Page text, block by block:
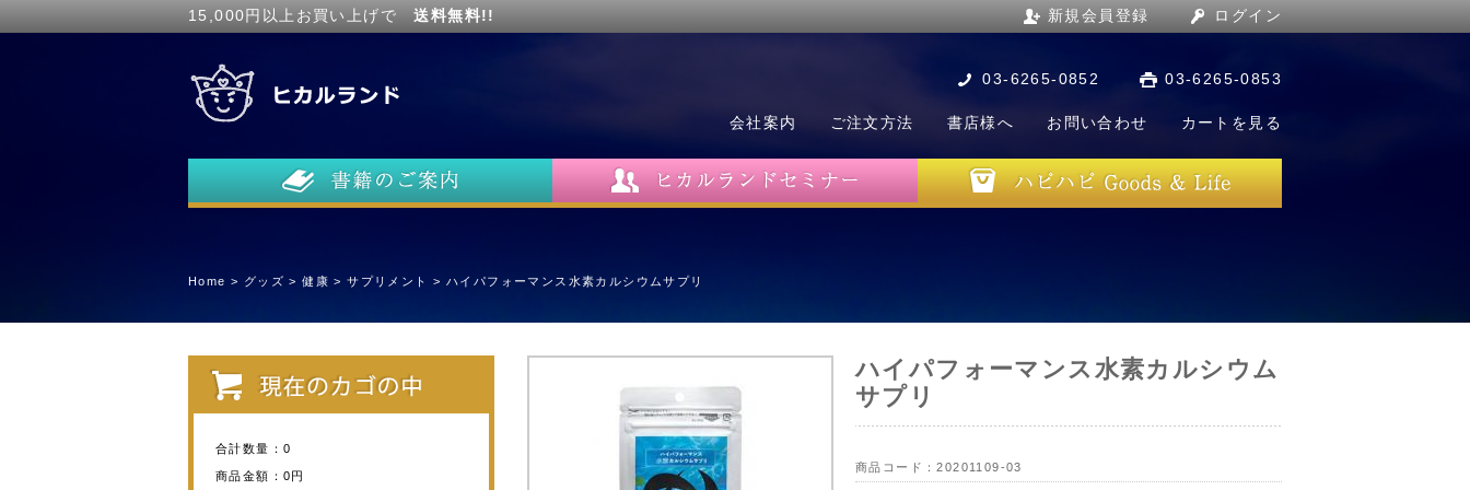
新規会員登録 ログイン
15,000円以上お買い上げで送料無料!!
03-6265-0852 03-6265-0853
会社案内 ご注文方法 書店様へ お問い合わせ カートを見る
Home > グッズ >健康 >サプリメント > ハイパフォーマンス水素カルシウムサプリ
合計数量： 0
商品金額： 0円
ハイパフォーマンス水素カルシウム
サプリ
商品コード：20201109-03